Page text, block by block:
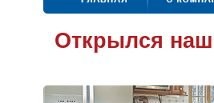
Открылся наш